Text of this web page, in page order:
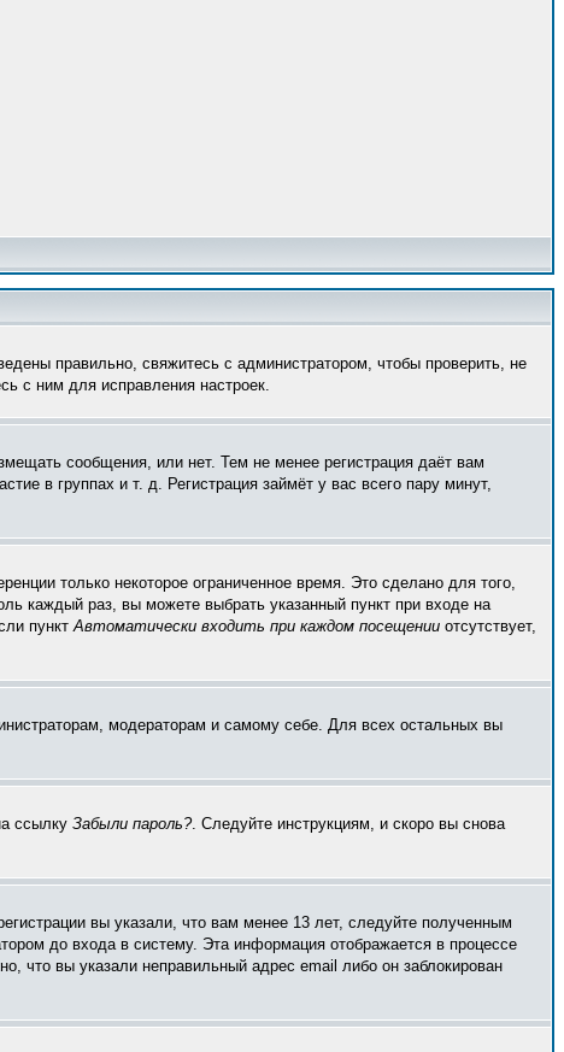
правильно, свяжитесь с администратором, чтобы проверить, не
с ним для исправления настроек.
сообщения, или нет. Тем не менее регистрация даёт вам
в группах и т. д. Регистрация займёт у вас всего пару минут,
только некоторое ограниченное время. Это сделано для того,
каждый раз, вы можете выбрать указанный пункт при входе на
пунктАвтоматически входить при каждом посещении отсутствует,
модераторам и самому себе. Для всех остальных вы
ссылку Забыли пароль?. Следуйте инструкциям, и скоро вы снова
вы указали, что вам менее 13 лет, следуйте полученным
до входа в систему. Эта информация отображается в процессе
что вы указали неправильный адрес email либо он заблокирован